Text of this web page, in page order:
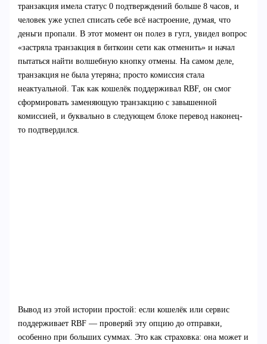
транзакция имела статус 0 подтверждений больше 8 часов, и
человек уже успел списать себе всё настроение, думая, что
деньги пропали. В этот момент он полез в гугл, увидел вопрос
«застряла транзакция в биткоин сети как отменить» и начал
пытаться найти волшебную кнопку отмены. На самом деле,
транзакция не была утеряна; просто комиссия стала
неактуальной. Так как кошелёк поддерживал RBF, он смог
сформировать заменяющую транзакцию с завышенной
комиссией, и буквально в следующем блоке перевод наконец-
то подтвердился.
Вывод из этой истории простой: если кошелёк или сервис
поддерживает RBF — проверяй эту опцию до отправки,
особенно при больших суммах. Это как страховка: она может и